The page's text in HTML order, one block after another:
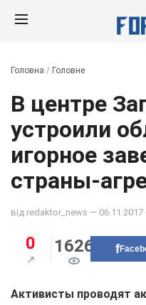
Головна / Головне
В центре
устроили
игорное
страны-
від redaktor_news — 06.11.2017
0 1626
Активисты проводят